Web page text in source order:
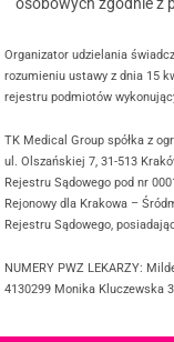
osobowych zgodnie z
Organizator udzielania
rozumieniu ustawy z dnia 15
rejestru podmiotów
TK Medical Group spółka z
ul. Olszańskiej 7, 31-513
Rejestru Sądowego pod nr
Rejonowy dla Krakowa –
Rejestru Sądowego,
NUMERY PWZ LEKARZY:
4130299 Monika Kluczewska